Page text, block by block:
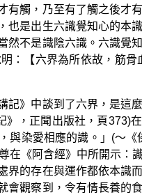
觸，乃至有了觸之後才
是出生六識覺知心的本
不是識陰六識。六識覺
：【六界為所依故，筋
記》中談到了六界，是
，正聞出版社，頁373)
染愛相應的識。」(～
在《阿含經》中所開示：
的存在與運作都依本識
觀察到，令有情長養的